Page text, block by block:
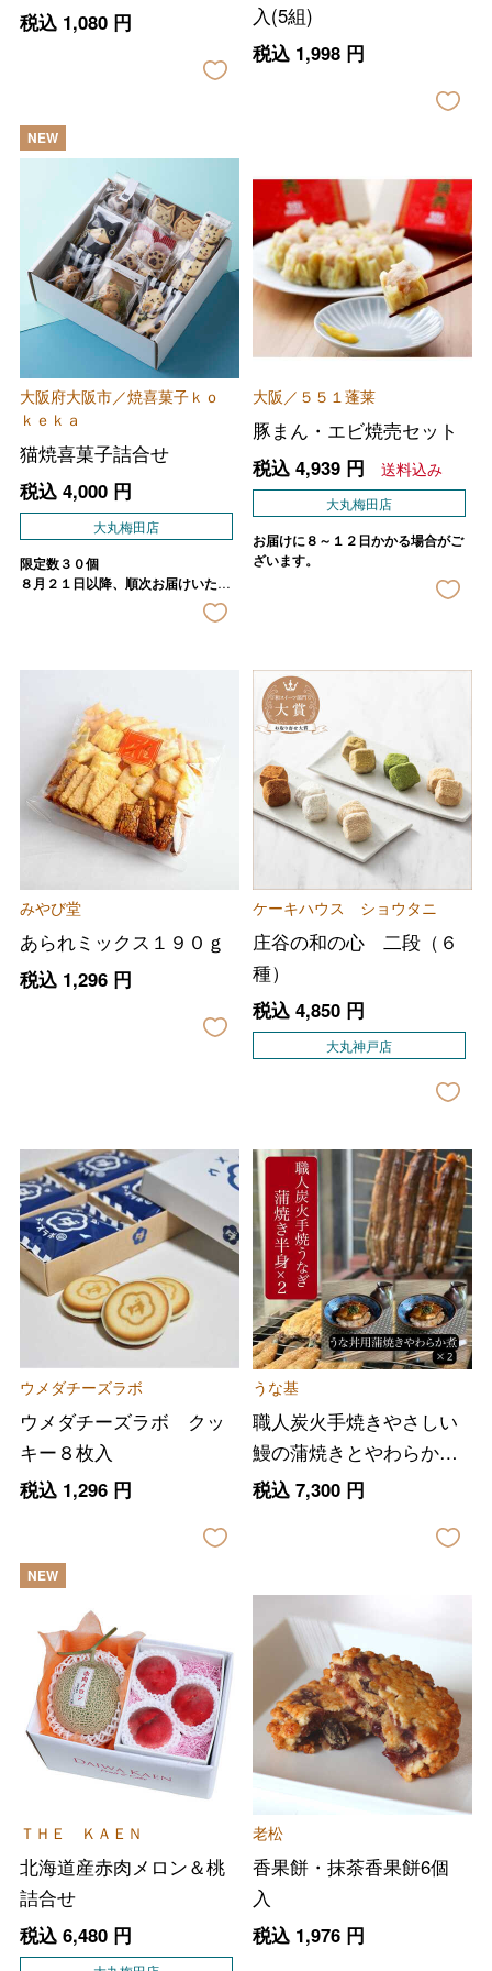
税込 1,080円
入(5組)
税込 1,998円
NEW
大阪府大阪市／焼喜菓子ｋｏ
ｋｅｋａ
猫焼喜菓子詰合せ
税込 4,000円
大丸梅田店
限定数３０個
８月２１日以降、順次お届けいたし
大阪／５５１蓬莱
豚まん・エビ焼売セット
税込 4,939円 送料込み
大丸梅田店
お届けに８～１２日かかる場合がご
ざいます。
みやび堂
あられミックス１９０ｇ
税込 1,296円
ケーキハウス ショウタニ
庄谷の和の心 二段（６
種）
税込 4,850円
大丸神戸店
ウメダチーズラボ
ウメダチーズラボ クッ
キー８枚入
税込 1,296円
うな基
職人炭火手焼きやさしい
鰻の蒲焼きとやわらか煮
セット
税込 7,300円
NEW
ＴＨＥ ＫＡＥＮ
北海道産赤肉メロン＆桃
詰合せ
税込 6,480円
老松
香果餅・抹茶香果餅6個
入
税込 1,976円